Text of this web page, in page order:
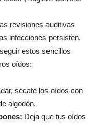
revisiones auditivas
infecciones persisten.
estos sencillos
oídos:
sécate los oídos con
algodón.
Deja que tus oídos